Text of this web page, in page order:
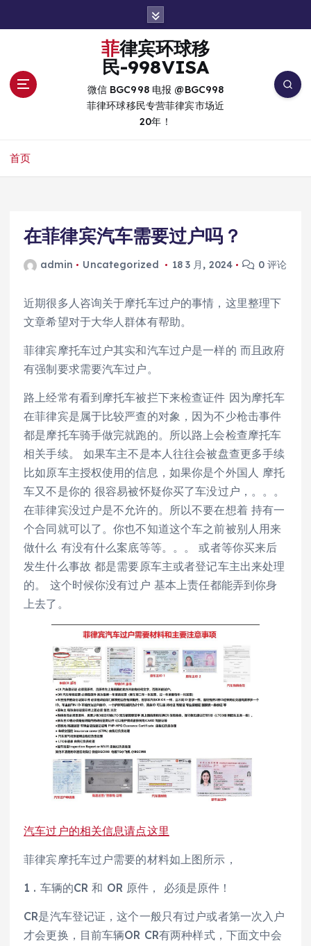
菲律宾环球移
民-998VISA
微信 BGC998 电报 @BGC998
菲律环球移民专营菲律宾市场近
20年！
首页
在菲律宾汽车需要过户吗？
admin Uncategorized 18 3 月, 2024 0 评论
近期很多人咨询关于摩托车过户的事情，这里整理下
文章希望对于大华人群体有帮助。
菲律宾摩托车过户其实和汽车过户是一样的 而且政府
有强制要求需要汽车过户。
路上经常有看到摩托车被拦下来检查证件 因为摩托车
在菲律宾是属于比较严查的对象，因为不少枪击事件
都是摩托车骑手做完就跑的。所以路上会检查摩托车
相关手续。 如果车主不是本人往往会被盘查更多手续
比如原车主授权使用的信息，如果你是个外国人 摩托
车又不是你的 很容易被怀疑你买了车没过户，。。。
在菲律宾没过户是不允许的。所以不要在想着 持有一
个合同就可以了。你也不知道这个车之前被别人用来
做什么 有没有什么案底等等。。。 或者等你买来后
发生什么事故 都是需要原车主或者登记车主出来处理
的。 这个时候你没有过户 基本上责任都能弄到你身
上去了。
汽车过户的相关信息请点这里
菲律宾摩托车过户需要的材料如上图所示，
1 . 车辆的CR 和 OR 原件， 必须是原件！
CR是汽车登记证，这个一般只有过户或者第一次入户
才会更换，目前车辆OR CR有两种样式，下面文中会